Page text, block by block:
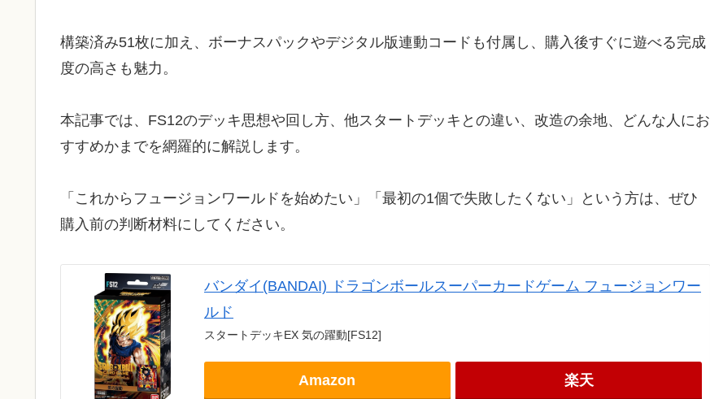
構築済み51枚に加え、ボーナスパックやデジタル版連動コードも付属し、購入後すぐに遊べる完成
度の高さも魅力。
本記事では、FS12のデッキ思想や回し方、他スタートデッキとの違い、改造の余地、どんな人にお
すすめかまでを網羅的に解説します。
「これからフュージョンワールドを始めたい」「最初の1個で失敗したくない」という方は、ぜひ
購入前の判断材料にしてください。
バンダイ(BANDAI) ドラゴンボールスーパーカードゲーム フュージョンワー
ルド
スタートデッキEX 気の躍動[FS12]
Amazon 楽天